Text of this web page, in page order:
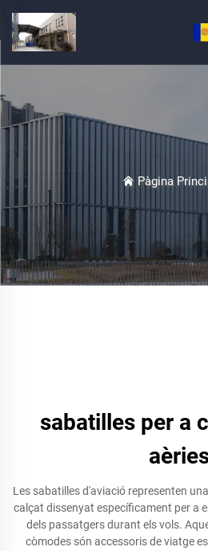
Pàgina
sabatilles per a
Les sabatilles d'aviació representen
calçat dissenyat específicament per a
dels passatgers durant els vols.
còmodes són accessoris de viatge